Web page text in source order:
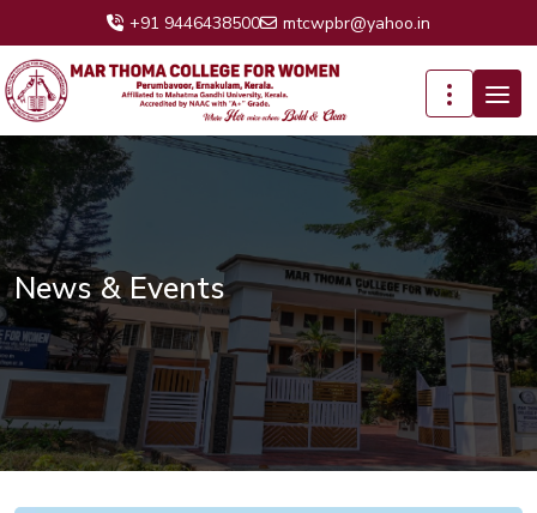
+91 9446438500 mtcwpbr@yahoo.in
News & Events